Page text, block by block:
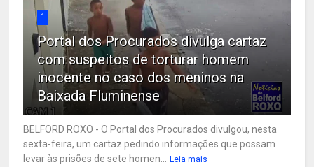
1
Portal dos Procurados divulga cartaz
com suspeitos de torturar homem
inocente no caso dos meninos na
Baixada Fluminense
BELFORD ROXO - O Portal dos Procurados divulgou, nesta
sexta-feira, um cartaz pedindo informações que possam
levar às prisões de sete homen...
Leia mais